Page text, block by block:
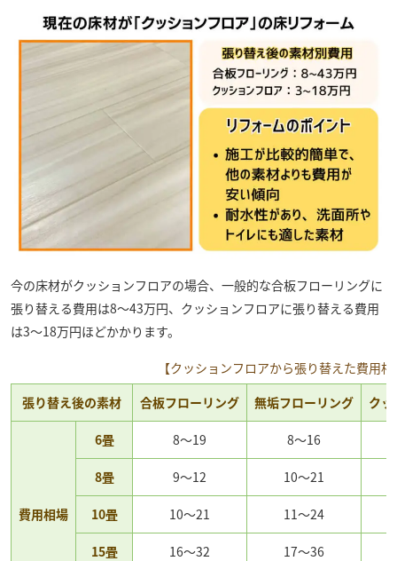
今の床材がクッションフロアの場合、一般的な合板フローリングに
張り替える費用は8～43万円、クッションフロアに張り替える費用
は3～18万円ほどかかります。
【クッションフロアから張り替えた費用
張り替え後の素材
合板フローリング 無垢フローリング ク
費用相場
6畳 8～19 8～16
8畳 9～12 10～21
10畳 10～21 11～24
15畳 16～32 17～36